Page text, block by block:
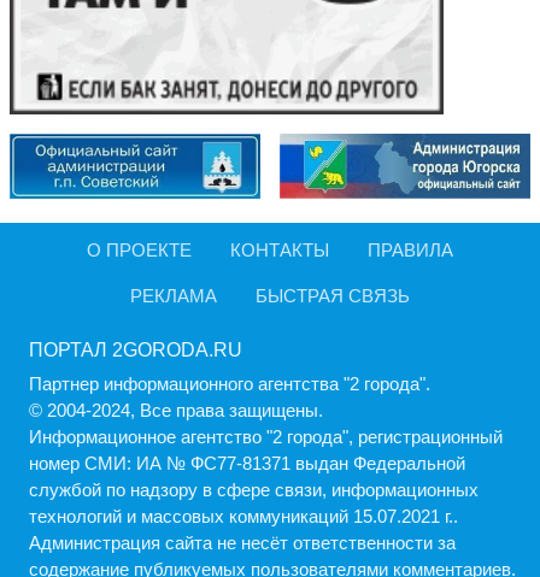
О ПРОЕКТЕ КОНТАКТЫ ПРАВИЛА
РЕКЛАМА БЫСТРАЯ СВЯЗЬ
ПОРТАЛ 2GORODA.RU
Партнер информационного агентства "2 города".
© 2004-2024, Все права защищены.
Информационное агентство "2 города", регистрационный
номер СМИ: ИА № ФС77-81371 выдан Федеральной
службой по надзору в сфере связи, информационных
технологий и массовых коммуникаций 15.07.2021 г..
Администрация cайта не несёт ответственности за
содержание публикуемых пользователями комментариев.